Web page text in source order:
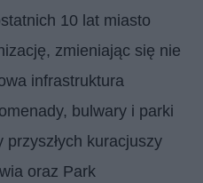
10 lat miasto
zmieniając się nie
infrastruktura
bulwary i parki
kuracjuszy
oraz Park